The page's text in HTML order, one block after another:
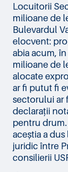
Locuitorii
milioane de
Bulevardul
elocvent:
abia acum,
milioane de
alocate
ar fi putut fi
sectorului ar
declarații
pentru
aceștia a
juridic între
consilierii